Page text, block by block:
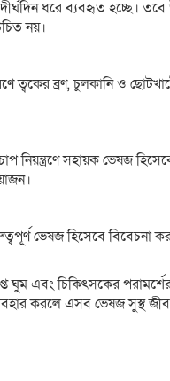
ধরে ব্যবহৃত হচ্ছে। তবে
নয়।
ত্বকের ব্রণ, চুলকানি ও
নিয়ন্ত্রণে সহায়ক ভেষজ
ভেষজ হিসেবে বিবেচনা
ঘুম এবং চিকিৎসকের
করলে এসব ভেষজ সুস্থ